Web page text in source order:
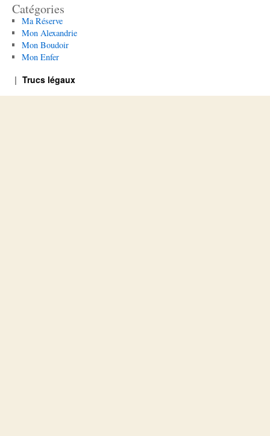
Catégories
Ma Réserve
Mon Alexandrie
Mon Boudoir
Mon Enfer
Trucs légaux